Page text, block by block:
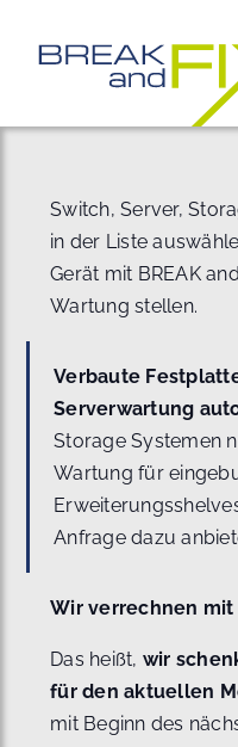
springen
Switch, Server,
in der Liste
Gerät mit BREAK
Wartung stellen.
Verbaute
Serverwartung
Storage Systemen
Wartung für
Anfrage dazu
Wir verrechnen
Das heißt, wir
für den aktuellen
mit Beginn des